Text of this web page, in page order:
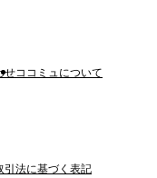
せココミュについて
引法に基づく表記